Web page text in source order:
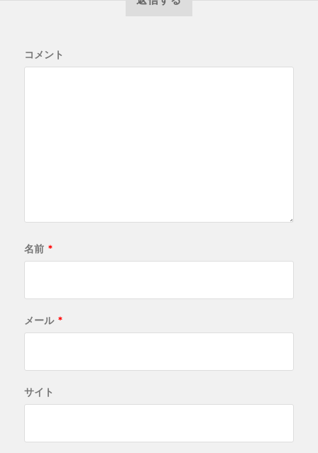
コメント
名前 *
メール *
サイト